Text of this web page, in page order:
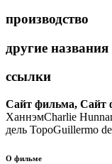
производство
другие названия
ссылки
Сайт фильма, Сайт
ХаннэмCharlie
дель ТороGuillermo
О фильме